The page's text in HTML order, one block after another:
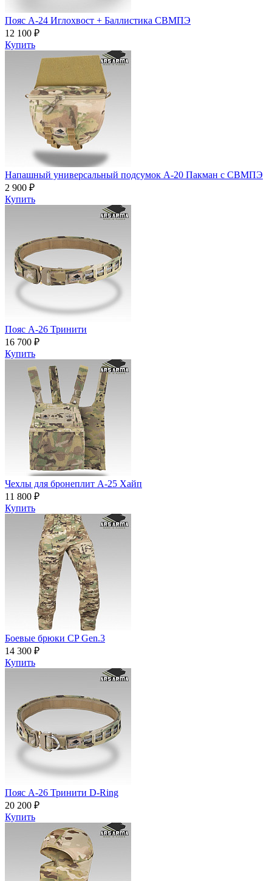
Пояс A-24 Иглохвост + Баллистика СВМПЭ
12 100 ₽
Купить
Напашный универсальный подсумок А-20 Пакман с СВМПЭ
2 900 ₽
Купить
Пояс A-26 Тринити
16 700 ₽
Купить
Чехлы для бронеплит А-25 Хайп
11 800 ₽
Купить
Боевые брюки CP Gen.3
14 300 ₽
Купить
Пояс A-26 Тринити D-Ring
20 200 ₽
Купить